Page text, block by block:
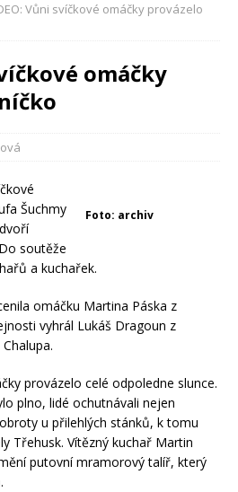
Vůni svíčkové omáčky provázelo
omáčky
Foto: archiv
Šuchmy
soutěže
a kuchařek.
omáčku Martina Páska z
vyhrál Lukáš Dragoun z
provázelo celé odpoledne slunce.
plno, lidé ochutnávali nejen
u přilehlých stánků, k tomu
Třehusk. Vítězný kuchař Martin
putovní mramorový talíř, který